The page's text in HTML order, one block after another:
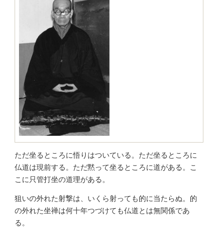
ただ坐るところに悟りはついている。ただ坐るところに
仏道は現前する。ただ黙って坐るところに道がある。こ
こに只管打坐の道理がある。
狙いの外れた射撃は、いくら射っても的に当たらぬ。的
の外れた坐禅は何十年つづけても仏道とは無関係であ
る。